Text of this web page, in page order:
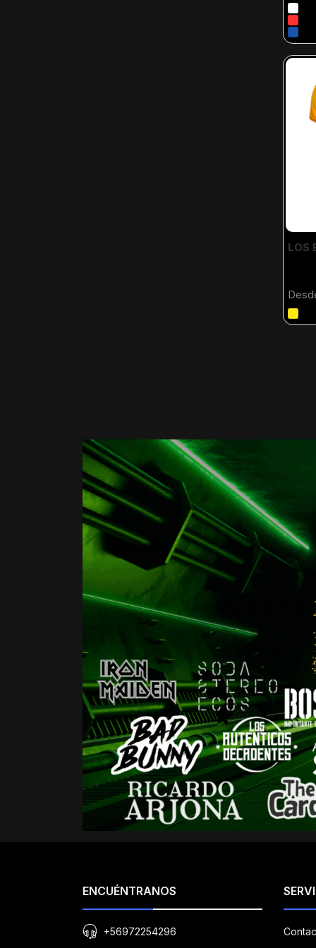
LOS
ENCUÉNTRANOS
+56972254296